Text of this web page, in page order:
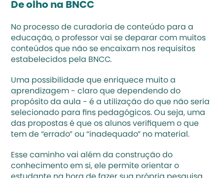
De olho na BNCC
No processo de curadoria de conteúdo para a
educação, o professor vai se deparar com muitos
conteúdos que não se encaixam nos requisitos
estabelecidos pela BNCC.
Uma possibilidade que enriquece muito a
aprendizagem - claro que dependendo do
propósito da aula - é a utilização do que não seria
selecionado para fins pedagógicos. Ou seja, uma
das propostas é que os alunos verifiquem o que
tem de “errado” ou “inadequado” no material.
Esse caminho vai além da construção do
conhecimento em si, ele permite orientar o